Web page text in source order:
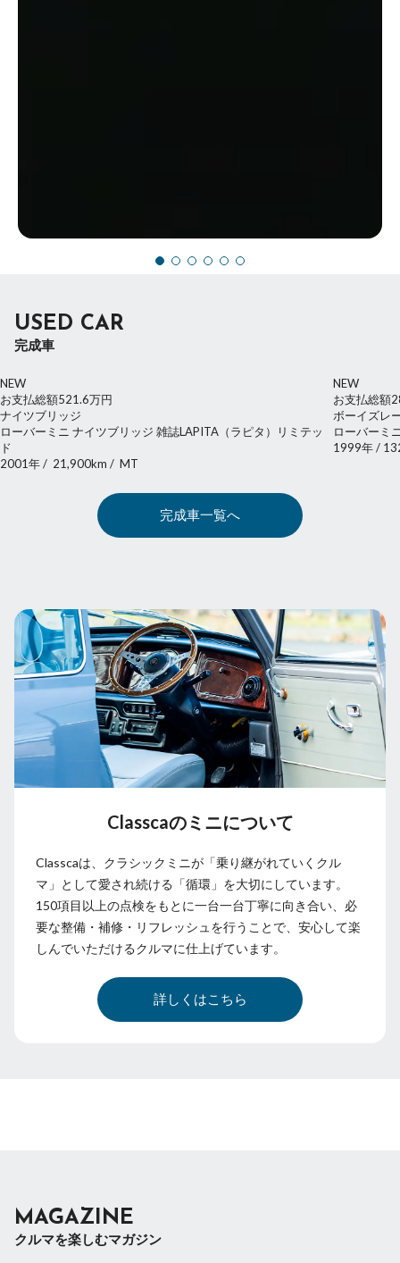
USED CAR
完成車
NEW
お支払総額521.6万円
ナイツブリッジ
ローバーミニ ナイツブリッジ 雑誌LAPITA（ラピタ）リミテッ
ド
2001年/ 21,900km / MT
NEW
お支払総額
ボーイズレ
ローバーミ
1999年/
完成車一覧へ
Classcaのミニについて
Classcaは、クラシックミニが「乗り継がれていくクル
マ」として愛され続ける「循環」を大切にしています。
150項目以上の点検をもとに一台一台丁寧に向き合い、必
要な整備・補修・リフレッシュを行うことで、安心して楽
しんでいただけるクルマに仕上げています。
詳しくはこちら
MAGAZINE
クルマを楽しむマガジン